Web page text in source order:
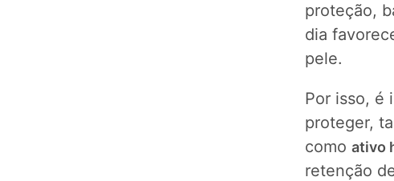
proteção,
dia
pele.
Por isso, é
proteger,
como ativo
retenção